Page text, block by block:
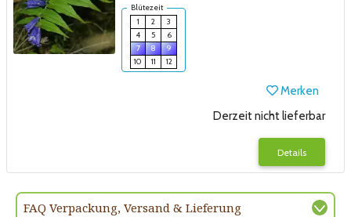
Blütezeit
1
2
3
4
5
6
7
8
9
10
11 12
Merken
Derzeit nicht lieferbar
Details
FAQ Verpackung, Versand & Lieferung